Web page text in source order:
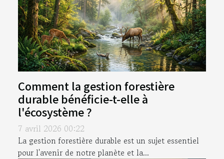
Comment la gestion forestière
durable bénéficie-t-elle à
l'écosystème ?
7 avril 2026 00:22
La gestion forestière durable est un sujet essentiel
pour l'avenir de notre planète et la...